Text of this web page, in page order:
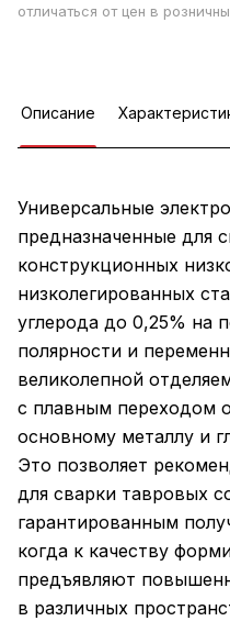
отличаться от цен в
Описание
Универсальные
предназначенные для
конструкционных
низколегированных
углерода до 0,25% на
полярности и
великолепной
с плавным переходом
основному металлу и
Это позволяет
для сварки тавровых
гарантированным
когда к качеству
предъявляют
в различных